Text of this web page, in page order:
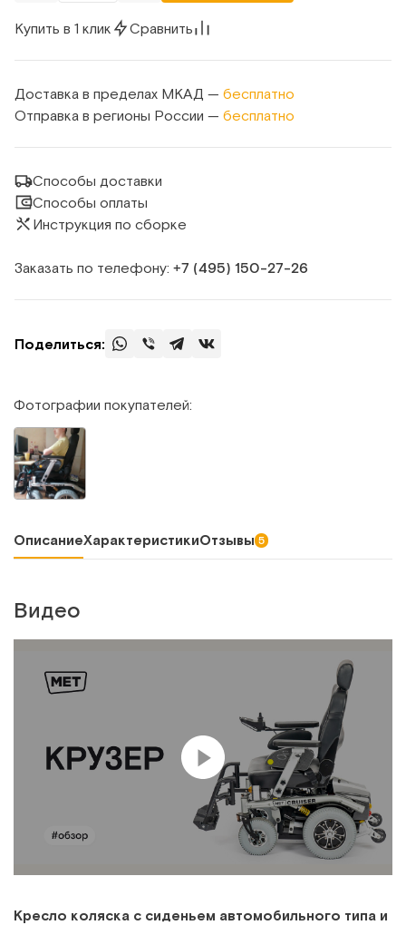
Купить в 1 клик Сравнить
Доставка в пределах МКАД — бесплатно
Отправка в регионы России — бесплатно
Способы доставки
Способы оплаты
Инструкция по сборке
Заказать по телефону: +7 (495) 150‑27‑26
Поделиться:
Фотографии покупателей:
ОписаниеХарактеристикиОтзывы 5
Видео
Кресло коляска с сиденьем автомобильного типа и